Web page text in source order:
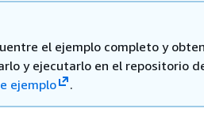
el ejemplo completo y
y ejecutarlo en el repositorio
ejemplo
.